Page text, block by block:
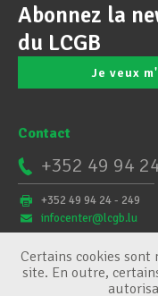
Abonnez la
du LCGB
Je veux
Contact
+352 49 94
+352 49 94 24 - 249
infocenter@lcgb.lu
Certains cookies sont
site. En outre,